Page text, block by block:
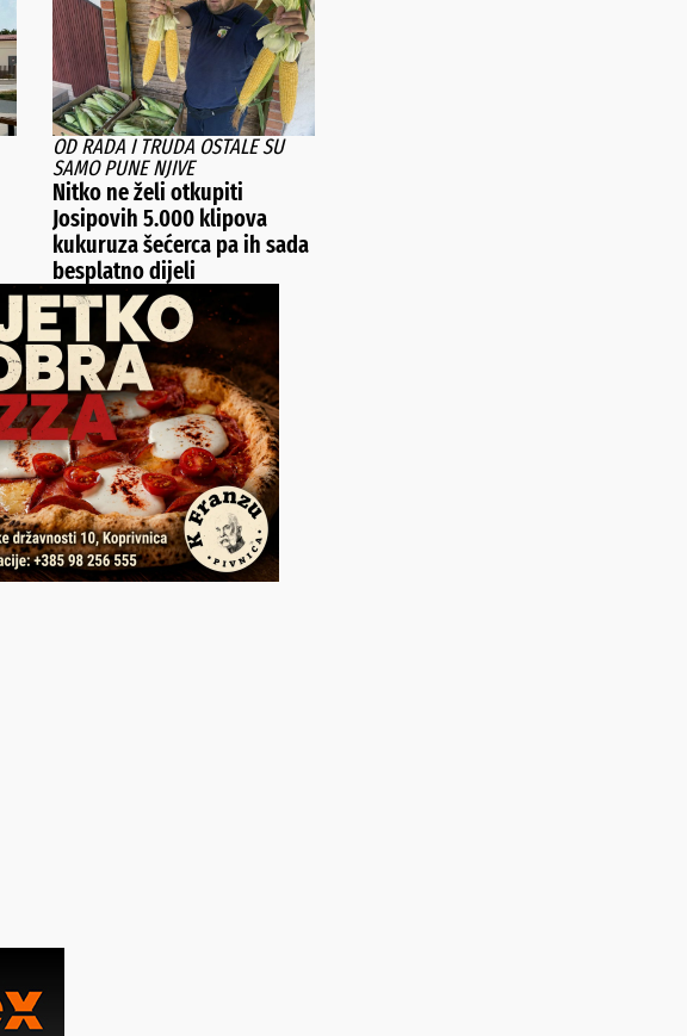
OD RADA I TRUDA OSTALE SU
SAMO PUNE NJIVE
Nitko ne želi otkupiti
Josipovih 5.000 klipova
kukuruza šećerca pa ih sada
besplatno dijeli